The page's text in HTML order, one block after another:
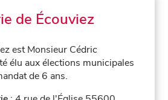
de Écouviez
est Monsieur Cédric
élu aux élections municipales
de 6 ans.